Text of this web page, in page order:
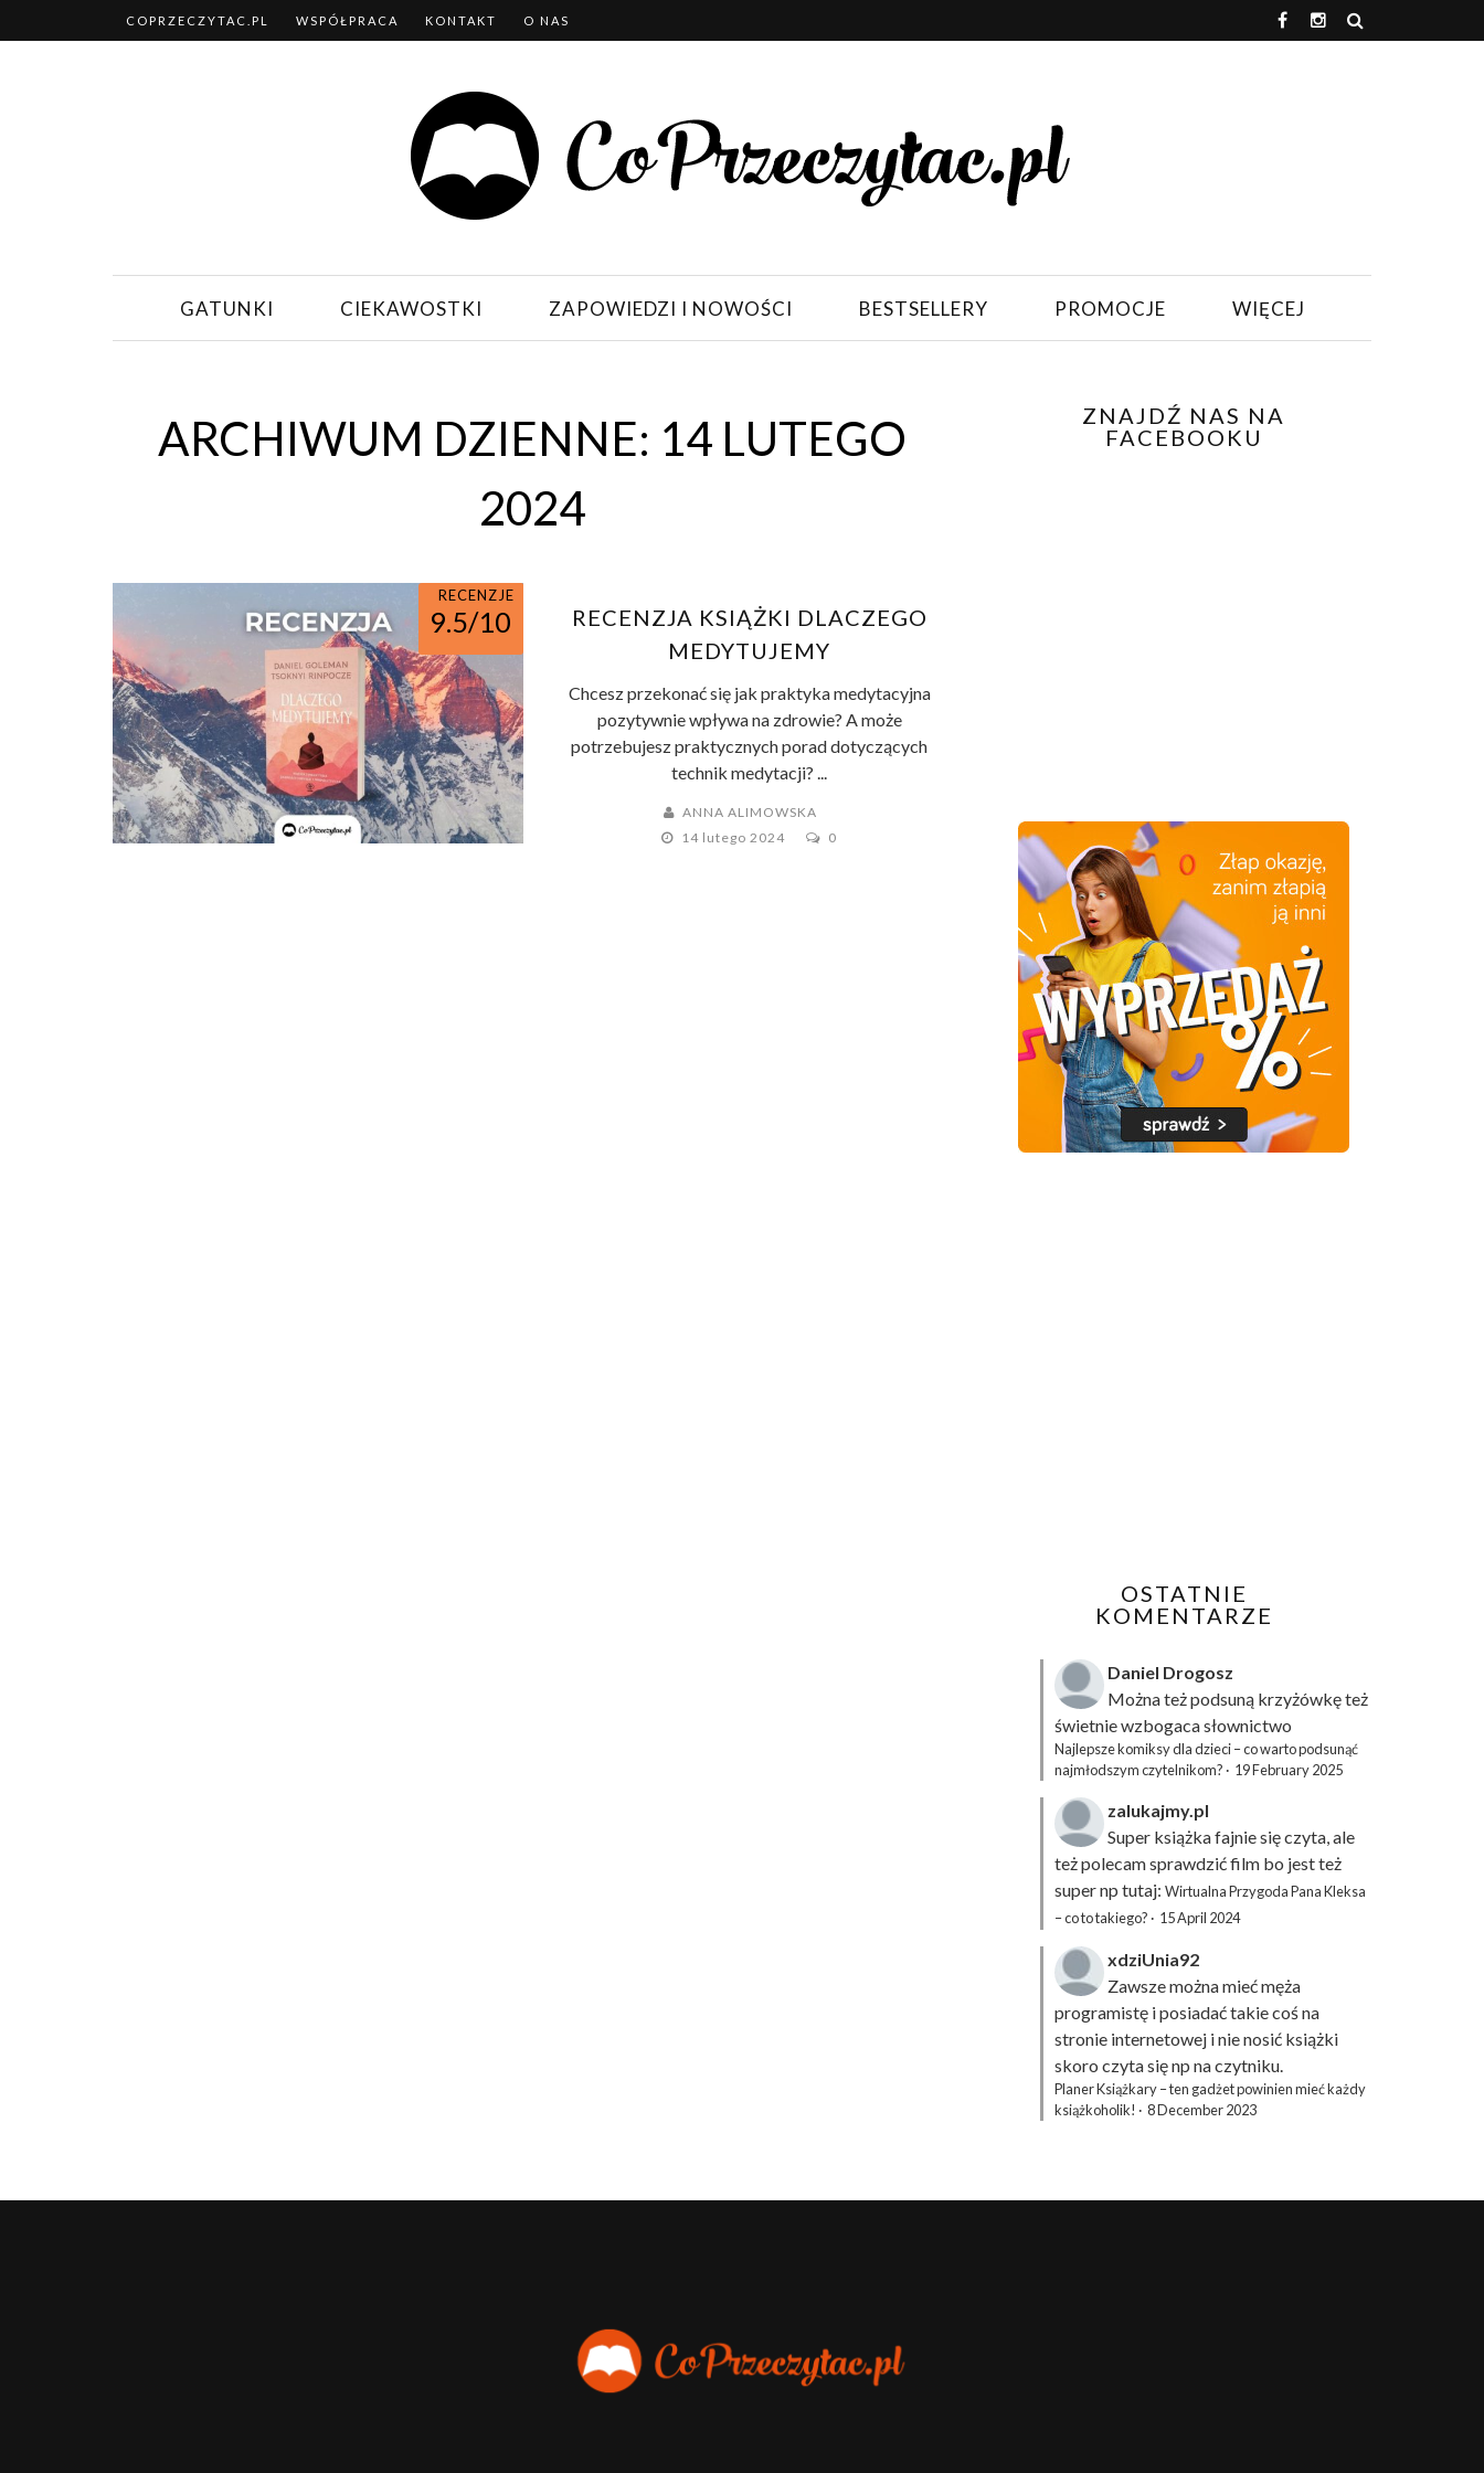
COPRZECZYTAC.PL WSPÓŁPRACA KONTAKT O NAS
GATUNKI CIEKAWOSTKI ZAPOWIEDZI I NOWOŚCI BESTSELLERY PROMOCJE WIĘCEJ
ARCHIWUM DZIENNE: 14 LUTEGO
2024
RECENZJE
9.5/10
RECENZJA KSIĄŻKI DLACZEGO
MEDYTUJEMY
Chcesz przekonać się jak praktyka medytacyjna
pozytywnie wpływa na zdrowie? A może
potrzebujesz praktycznych porad dotyczących
technik medytacji? ...
ANNA ALIMOWSKA
14 lutego 2024
0
ZNAJDŹ NAS NA
FACEBOOKU
OSTATNIE
KOMENTARZE
Daniel Drogosz
Można też podsuną krzyżówkęteż
świetnie wzbogaca słownictwo
Najlepsze komiksy dla dzieci – co warto podsunąć
najmłodszym czytelnikom? · 19 February 2025
zalukajmy.pl
Super książka fajnie się czyta, ale
też polecam sprawdzić film bo jest też
super np tutaj: Wirtualna Przygoda Pana Kleksa
– co to takiego? · 15 April 2024
xdziUnia92
Zawsze można mieć męża
programistę i posiadać takie coś na
stronie internetowej i nie nosić książki
skoro czyta się np na czytniku.
Planer Książkary – ten gadżet powinien mieć każdy
książkoholik! · 8 December 2023